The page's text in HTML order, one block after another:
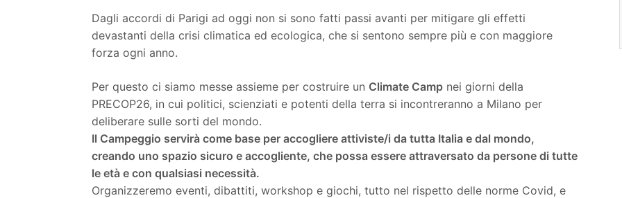
Dagli accordi di Parigi ad oggi non si sono fatti passi avanti per mitigare gli effetti
devastanti della crisi climatica ed ecologica, che si sentono sempre più e con maggiore
forza ogni anno.
Per questo ci siamo messe assieme per costruire un Climate Camp nei giorni della
PRECOP26, in cui politici, scienziati e potenti della terra si incontreranno a Milano per
deliberare sulle sorti del mondo.
Il Campeggio servirà come base per accogliere attiviste/i da tutta Italia e dal mondo,
creando uno spazio sicuro e accogliente, che possa essere attraversato da persone di tutte
le età e con qualsiasi necessità.
Organizzeremo eventi, dibattiti, workshop e giochi, tutto nel rispetto delle norme Covid, e